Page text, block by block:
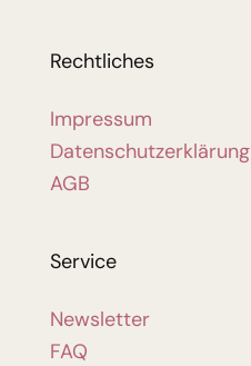
Rechtliches
Impressum
Datenschutzerklärung
AGB
Service
Newsletter
FAQ